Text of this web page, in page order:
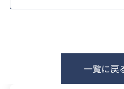
一覧に戻